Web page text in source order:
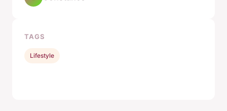
TAGS
Lifestyle